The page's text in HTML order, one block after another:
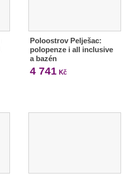
Poloostrov Pelješac:
polopenze i all inclusive
a bazén
4 741 Kč